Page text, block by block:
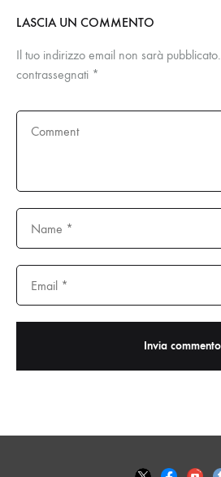
LASCIA UN COMMENTO
Il tuo indirizzo email non sarà pubblicato.
contrassegnati *